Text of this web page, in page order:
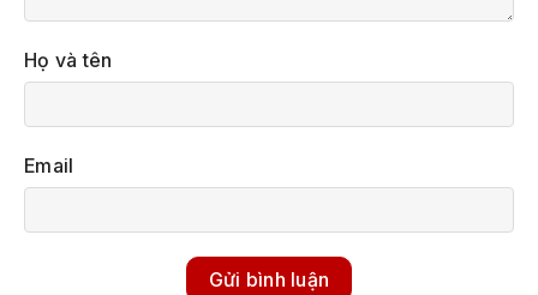
Họ và tên
Email
Gửi bình luận